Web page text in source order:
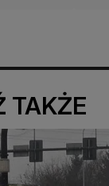
TAKŻE